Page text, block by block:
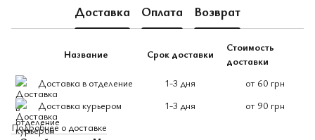
Доставка Оплата Возврат
Название Срок доставки
Стоимость
доставки
Доставка в отделение
1-3 дня
от 60 грн
Доставка курьером
1-3 дня
от 90 грн
Подробнее о доставке